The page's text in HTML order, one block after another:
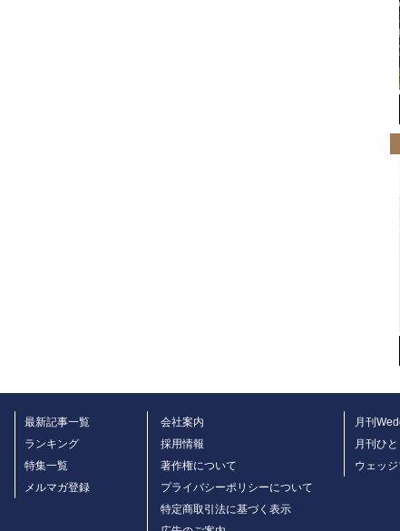
最新記事一覧
ランキング
特集一覧
メルマガ登録
会社案内
採用情報
著作権について
プライバシーポリシーについて
特定商取引法に基づく表示
月刊
月刊ひと
ウェッ